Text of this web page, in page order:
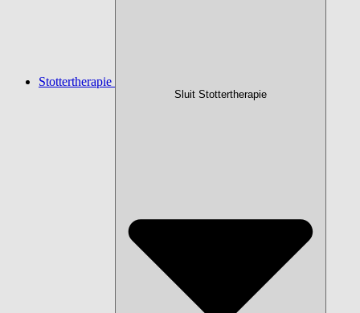
Stottertherapie
Sluit Stottertherapie